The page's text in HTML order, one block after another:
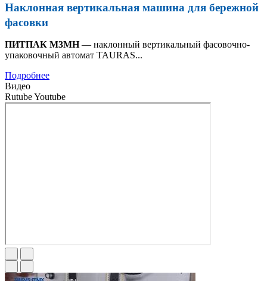
Наклонная вертикальная машина для бережной
фасовки
ПИТПАК М3МН— наклонный вертикальный фасовочно-
упаковочный автомат TAURAS...
Подробнее
Видео
RutubeYoutube